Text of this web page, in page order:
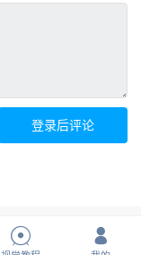
登录后评论
 